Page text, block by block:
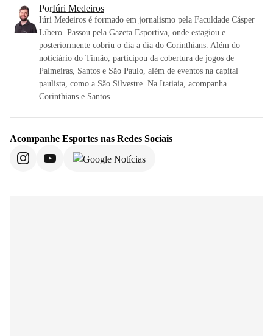
PorIúri Medeiros
Iúri Medeiros é formado em jornalismo pela Faculdade Cásper
Líbero. Passou pela Gazeta Esportiva, onde estagiou e
posteriormente cobriu o dia a dia do Corinthians. Além do
noticiário do Timão, participou da cobertura de jogos de
Palmeiras, Santos e São Paulo, além de eventos na capital
paulista, como a São Silvestre. Na Itatiaia, acompanha
Corinthians e Santos.
Acompanhe Esportes nas Redes Sociais